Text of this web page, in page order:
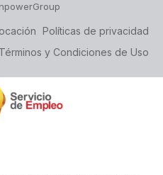
Políticas de privacidad
Términos y Condiciones de Uso